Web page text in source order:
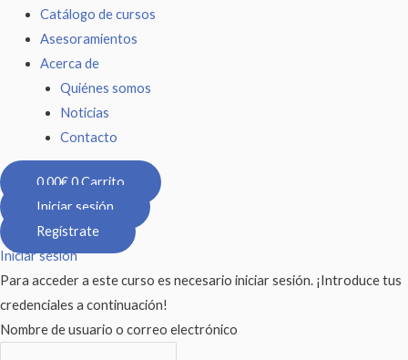
Catálogo de cursos
Asesoramientos
Acerca de
Quiénes somos
Noticias
Contacto
0,00€0Carrito
Iniciar sesión
Regístrate
Iniciar sesión
Para acceder a este curso es necesario iniciar sesión. ¡Introduce tus
credenciales a continuación!
Nombre de usuario o correo electrónico